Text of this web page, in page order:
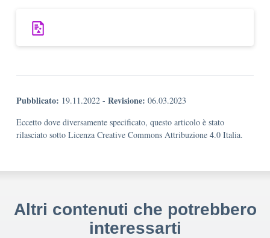
Pubblicato: 19.11.2022 - Revisione: 06.03.2023
Eccetto dove diversamente specificato, questo articolo è stato
rilasciato sotto Licenza Creative Commons Attribuzione 4.0 Italia.
Altri contenuti che potrebbero
interessarti